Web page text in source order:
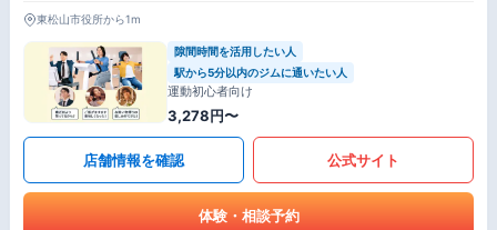
東松山市役所から1m
隙間時間を活用したい人
駅から5分以内のジムに通いたい人
運動初心者向け
3,278円〜
店舗情報を確認 公式サイト
体験・相談予約